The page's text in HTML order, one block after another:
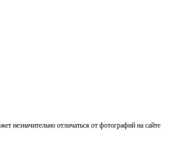
незначительно отличаться от фотографий на сайте